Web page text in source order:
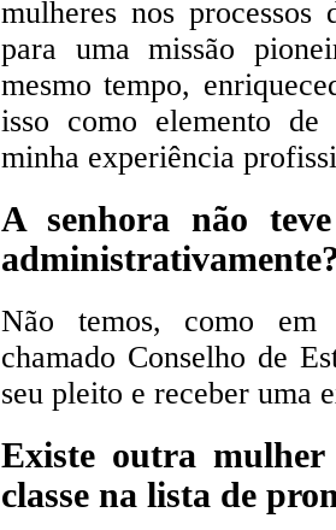
mulheres nos
para uma missão
mesmo tempo,
isso como elemento de
minha experiência
A senhora não
Não temos, como em
chamado Conselho de
seu pleito e receber uma
Existe outra mulher
classe na lista de